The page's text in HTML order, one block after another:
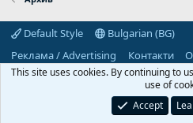
Default Style
Bulgarian (BG)
Реклама / Advertising
Контакти
Декларация за поверителност
Predpriemach.com © 2006-2026. Hosting
This site uses cookies. By continuing to
use of
Accept